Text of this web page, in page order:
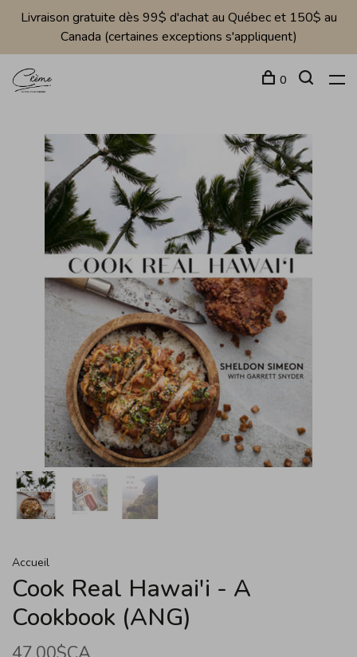
Livraison gratuite dès 99$ d'achat au Québec et 150$ au
Canada (certaines exceptions s'appliquent)
0
Accueil
Cook Real Hawai'i - A
Cookbook (ANG)